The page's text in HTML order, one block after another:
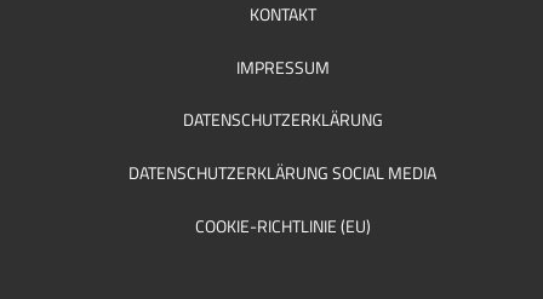
KONTAKT
IMPRESSUM
DATENSCHUTZERKLÄRUNG
DATENSCHUTZERKLÄRUNG SOCIAL MEDIA
COOKIE-RICHTLINIE (EU)